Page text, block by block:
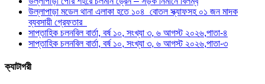
উল্লাপাড়া মডেল থানা এলাকা হতে ১০৪ বোতল স্ক্যাফসহ ০১ জন মাদক
ব্যবসায়ী গ্রেফতার
সাপ্তাহিক চলনবিল বার্তা, বর্ষ ১০, সংখ্যা ৩, ৬ আগস্ট ২০২৬,পাতা-৪
সাপ্তাহিক চলনবিল বার্তা, বর্ষ ১০, সংখ্যা ৩, ৬ আগস্ট ২০২৬,পাতা-৩
ক্যাটাগরী